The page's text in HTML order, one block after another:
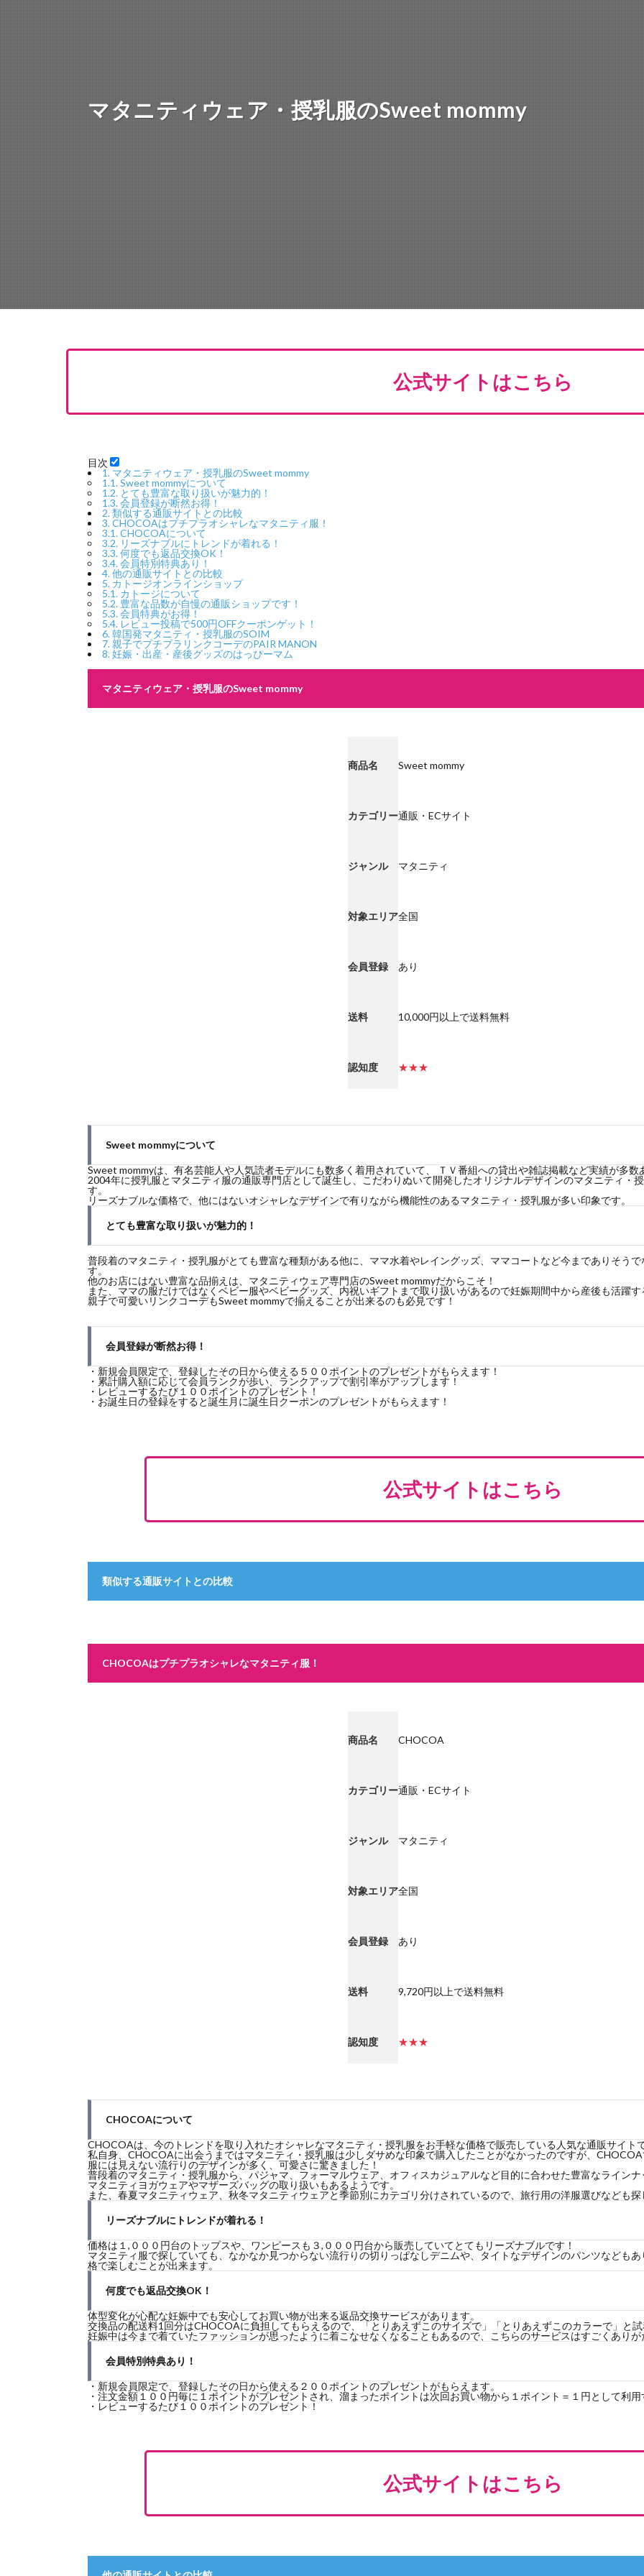
マタニティウェア・授乳服のSweet mommy
公式サイトはこちら
目次
1. マタニティウェア・授乳服のSweet mommy
1.1.Sweet mommyについて
1.2. とても豊富な取り扱いが魅力的！
1.3.会員登録が断然お得！
2.類似する通販サイトとの比較
3.CHOCOAはプチプラオシャレなマタニティ服！
3.1.CHOCOAについて
3.2. リーズナブルにトレンドが着れる！
3.3.何度でも返品交換OK！
3.4.会員特別特典あり！
4.他の通販サイトとの比較
5. カトージオンラインショップ
5.1. カトージについて
5.2. 豊富な品数が自慢の通販ショップです！
5.3.会員特典がお得！
5.4. レビュー投稿で500円OFFクーポンゲット！
6.韓国発マタニティ・授乳服のSOIM
7. 親子でプチプラリンクコーデのPAIR MANON
8.妊娠・出産・産後グッズのはっぴーマム
マタニティウェア・授乳服のSweet mommy
商品名 Sweet mommy
カテゴリー通販・ECサイト
ジャンル マタニティ
対象エリア全国
会員登録 あり
送料 10,000円以上で送料無料
認知度 ★★★
Sweet mommyについて
Sweet mommyは、有名芸能人や人気読者モデルにも数多く着用されていて、 ＴＶ番組への貸出や雑誌掲載など実績が多数
2004年に授乳服とマタニティ服の通販専門店として誕生し、こだわりぬいて開発したオリジナルデザインのマタニティ・
す。
リーズナブルな価格で、他にはないオシャレなデザインで有りながら機能性のあるマタニティ・授乳服が多い印象です。
とても豊富な取り扱いが魅力的！
普段着のマタニティ・授乳服がとても豊富な種類がある他に、ママ水着やレイングッズ、ママコートなど今までありそう
す。
他のお店にはない豊富な品揃えは、マタニティウェア専門店のSweet mommyだからこそ！
また、ママの服だけではなくベビー服やベビーグッズ、内祝いギフトまで取り扱いがあるので妊娠期間中から産後も活躍す
親子で可愛いリンクコーデもSweet mommyで揃えることが出来るのも必見です！
会員登録が断然お得！
・新規会員限定で、登録したその日から使える５００ポイントのプレゼントがもらえます！
・累計購入額に応じて会員ランクが歩い、ランクアップで割引率がアップします！
・レビューするたび１００ポイントのプレゼント！
・お誕生日の登録をすると誕生月に誕生日クーポンのプレゼントがもらえます！
公式サイトはこちら
類似する通販サイトとの比較
CHOCOAはプチプラオシャレなマタニティ服！
商品名 CHOCOA
カテゴリー通販・ECサイト
ジャンル マタニティ
対象エリア全国
会員登録 あり
送料 9,720円以上で送料無料
認知度 ★★★
CHOCOAについて
CHOCOAは、今のトレンドを取り入れたオシャレなマタニティ・授乳服をお手軽な価格で販売している人気な通販サイトで
私自身、CHOCOAに出会うまではマタニティ・授乳服は少しダサめな印象で購入したことがなかったのですが、
服には見えない流行りのデザインが多く、可愛さに驚きました！
普段着のマタニティ・授乳服から、パジャマ、フォーマルウェア、オフィスカジュアルなど目的に合わせた豊富なラインナ
マタニティヨガウェアやマザーズバッグの取り扱いもあるようです。
また、春夏マタニティウェア、秋冬マタニティウェアと季節別にカテゴリ分けされているので、旅行用の洋服選びなども探
リーズナブルにトレンドが着れる！
価格は１,０００円台のトップスや、ワンピースも３,０００円台から販売していてとてもリーズナブルです！
マタニティ服で探していても、なかなか見つからない流行りの切りっぱなしデニムや、タイトなデザインのパンツなども
格で楽しむことが出来ます。
何度でも返品交換OK！
体型変化が心配な妊娠中でも安心してお買い物が出来る返品交換サービスがあります。
交換品の配送料1回分はCHOCOAに負担してもらえるので、「とりあえずこのサイズで」「とりあえずこのカラーで」と試
妊娠中は今まで着ていたファッションが思ったように着こなせなくなることもあるので、こちらのサービスはすごくありが
会員特別特典あり！
・新規会員限定で、登録したその日から使える２００ポイントのプレゼントがもらえます。
・注文金額１００円毎に１ポイントがプレゼントされ、溜まったポイントは次回お買い物から１ポイント＝１円として利用
・レビューするたび１００ポイントのプレゼント！
公式サイトはこちら